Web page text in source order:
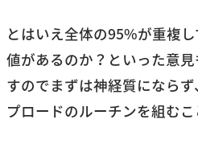
とはいえ全体の95%が重複
値があるのか？といった意
すのでまずは神経質になら
プロードのルーチンを組むこ